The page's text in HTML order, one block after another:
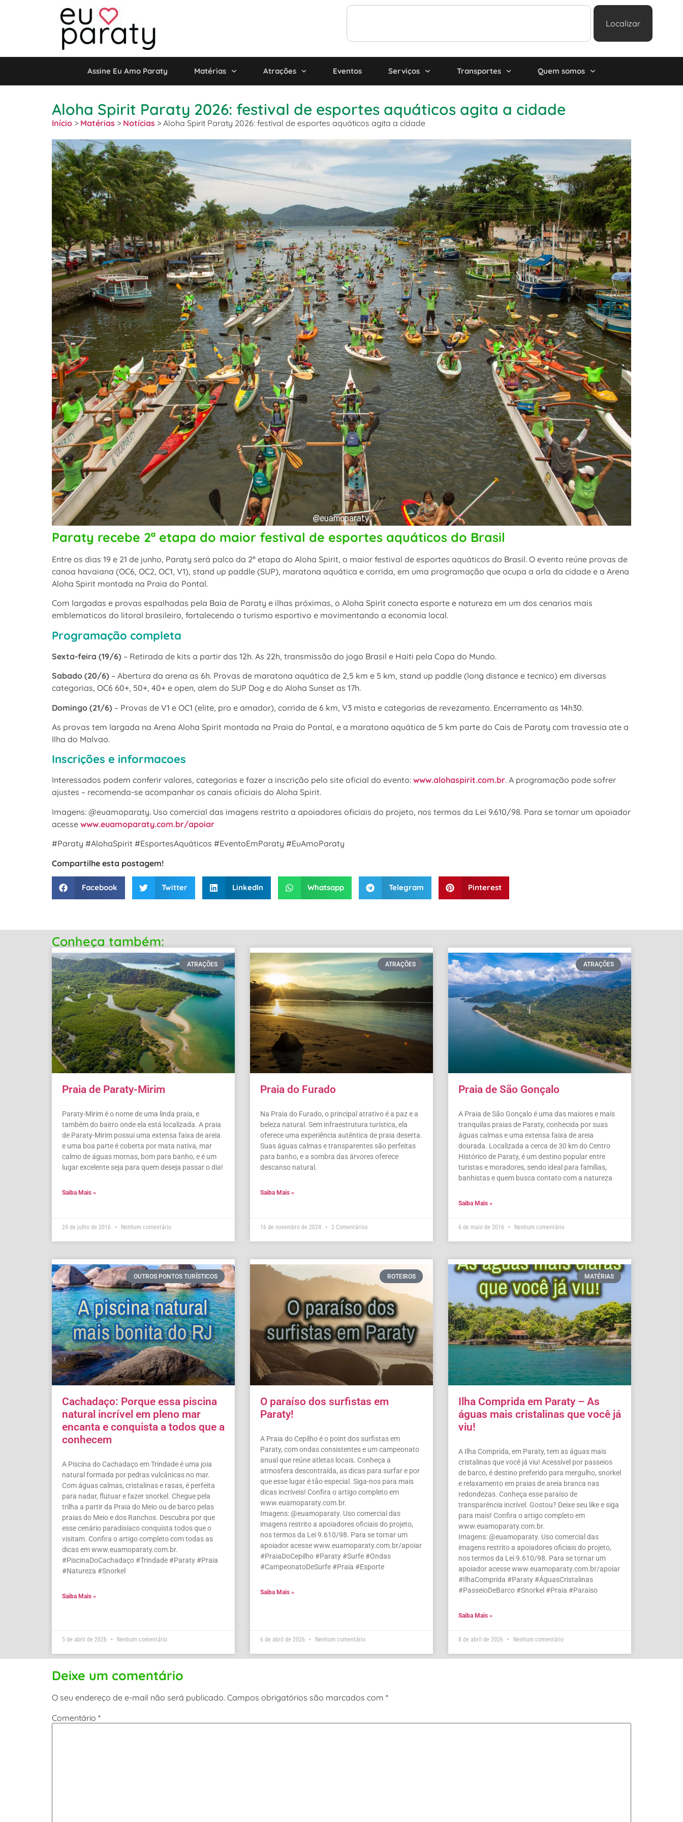
Localizar
Assine Eu Amo Paraty Matérias Atrações Eventos Serviços Transportes Quem somos
Aloha Spirit Paraty 2026: festival de esportes aquáticos agita a cidade
Início > Matérias > Notícias > Aloha Spirit Paraty 2026: festival de esportes aquáticos agita a cidade
Paraty recebe 2ª etapa do maior festival de esportes aquáticos do Brasil
Entre os dias 19 e 21 de junho, Paraty será palco da 2ª etapa do Aloha Spirit, o maior festival de esportes aquáticos do Brasil. O evento reúne provas de
canoa havaiana (OC6, OC2, OC1, V1), stand up paddle (SUP), maratona aquática e corrida, em uma programação que ocupa a orla da cidade e a Arena
Aloha Spirit montada na Praia do Pontal.
Com largadas e provas espalhadas pela Baia de Paraty e ilhas próximas, o Aloha Spirit conecta esporte e natureza em um dos cenarios mais
emblematicos do litoral brasileiro, fortalecendo o turismo esportivo e movimentando a economia local.
Programação completa
Sexta-feira (19/6) – Retirada de kits a partir das 12h. As 22h, transmissão do jogo Brasil e Haiti pela Copa do Mundo.
Sabado (20/6) – Abertura da arena as 6h. Provas de maratona aquática de 2,5 km e 5 km, stand up paddle (long distance e tecnico) em diversas
categorias, OC6 60+, 50+, 40+ e open, alem do SUP Dog e do Aloha Sunset as 17h.
Domingo (21/6) – Provas de V1 e OC1 (elite, pro e amador), corrida de 6 km, V3 mista e categorias de revezamento. Encerramento as 14h30.
As provas tem largada na Arena Aloha Spirit montada na Praia do Pontal, e a maratona aquática de 5 km parte do Cais de Paraty com travessia ate a
Ilha do Malvao.
Inscrições e informacoes
Interessados podem conferir valores, categorias e fazer a inscrição pelo site oficial do evento: www.alohaspirit.com.br. A programação pode sofrer
ajustes – recomenda-se acompanhar os canais oficiais do Aloha Spirit.
Imagens: @euamoparaty. Uso comercial das imagens restrito a apoiadores oficiais do projeto, nos termos da Lei 9.610/98. Para se tornar um apoiador
acesse www.euamoparaty.com.br/apoiar
#Paraty #AlohaSpirit #EsportesAquáticos #EventoEmParaty #EuAmoParaty
Compartilhe esta postagem!
Facebook Twitter LinkedIn Whatsapp Telegram Pinterest
Conheça também:
ATRAÇÕES
Praia de Paraty-Mirim
Paraty-Mirim é o nome de uma linda praia, e
também do bairro onde ela está localizada. A praia
de Paraty-Mirim possui uma extensa faixa de areia
e uma boa parte é coberta por mata nativa, mar
calmo de águas mornas, bom para banho, e é um
lugar excelente seja para quem deseja passar o dia!
Saiba Mais »
24 de julho de 2016 Nenhum comentário
ATRAÇÕES
Praia do Furado
Na Praia do Furado, o principal atrativo é a paz e a
beleza natural. Sem infraestrutura turística, ela
oferece uma experiência autêntica de praia deserta.
Suas águas calmas e transparentes são perfeitas
para banho, e a sombra das árvores oferece
descanso natural.
Saiba Mais »
16 de novembro de 2024 2 Comentários
ATRAÇÕES
Praia de São Gonçalo
A Praia de São Gonçalo é uma das maiores e mais
tranquilas praias de Paraty, conhecida por suas
águas calmas e uma extensa faixa de areia
dourada. Localizada a cerca de 30 km do Centro
Histórico de Paraty, é um destino popular entre
turistas e moradores, sendo ideal para famílias,
banhistas e quem busca contato com a natureza
Saiba Mais »
6 de maio de 2016 Nenhum comentário
OUTROS PONTOS TURÍSTICOS
Cachadaço: Porque essa piscina
natural incrível em pleno mar
encanta e conquista a todos que a
conhecem
A Piscina do Cachadaço em Trindade é uma joia
natural formada por pedras vulcânicas no mar.
Com águas calmas, cristalinas e rasas, é perfeita
para nadar, flutuar e fazer snorkel. Chegue pela
trilha a partir da Praia do Meio ou de barco pelas
praias do Meio e dos Ranchos. Descubra por que
esse cenário paradisíaco conquista todos que o
visitam. Confira o artigo completo com todas as
dicas em www.euamoparaty.com.br.
#PiscinaDoCachadaço #Trindade #Paraty #Praia
#Natureza #Snorkel
Saiba Mais »
5 de abril de 2026 Nenhum comentário
ROTEIROS
O paraíso dos surfistas em
Paraty!
A Praia do Cepilho é o point dos surfistas em
Paraty, com ondas consistentes e um campeonato
anual que reúne atletas locais. Conheça a
atmosfera descontraída, as dicas para surfar e por
que esse lugar é tão especial. Siga-nos para mais
dicas incríveis! Confira o artigo completo em
www.euamoparaty.com.br.
Imagens: @euamoparaty. Uso comercial das
imagens restrito a apoiadores oficiais do projeto,
nos termos da Lei 9.610/98. Para se tornar um
apoiador acesse www.euamoparaty.com.br/apoiar
#PraiaDoCepilho #Paraty #Surfe #Ondas
#CampeonatoDeSurfe #Praia #Esporte
Saiba Mais »
6 de abril de 2026 Nenhum comentário
MATÉRIAS
Ilha Comprida em Paraty – As
águas mais cristalinas que você já
viu!
A Ilha Comprida, em Paraty, tem as águas mais
cristalinas que você já viu! Acessível por passeios
de barco, é destino preferido para mergulho, snorkel
e relaxamento em praias de areia branca nas
redondezas. Conheça esse paraíso de
transparência incrível. Gostou? Deixe seu like e siga
para mais! Confira o artigo completo em
www.euamoparaty.com.br.
Imagens: @euamoparaty. Uso comercial das
imagens restrito a apoiadores oficiais do projeto,
nos termos da Lei 9.610/98. Para se tornar um
apoiador acesse www.euamoparaty.com.br/apoiar
#IlhaComprida #Paraty #ÁguasCristalinas
#PasseioDeBarco #Snorkel #Praia #Paraíso
Saiba Mais »
8 de abril de 2026 Nenhum comentário
Deixe um comentário
O seu endereço de e-mail não será publicado. Campos obrigatórios são marcados com *
Comentário *